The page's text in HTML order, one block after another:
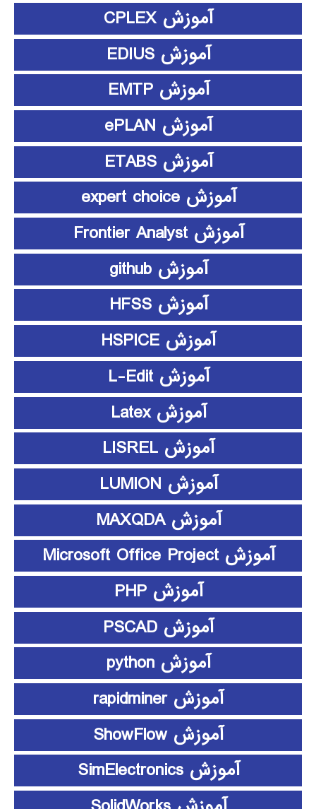
آموزش CPLEX
آموزش EDIUS
آموزش EMTP
آموزش ePLAN
آموزش ETABS
آموزش expert choice
آموزش Frontier Analyst
آموزش github
آموزش HFSS
آموزش HSPICE
آموزش L-Edit
آموزش Latex
آموزش LISREL
آموزش LUMION
آموزش MAXQDA
آموزش Microsoft Office Project
آموزش PHP
آموزش PSCAD
آموزش python
آموزش rapidminer
آموزش ShowFlow
آموزش SimElectronics